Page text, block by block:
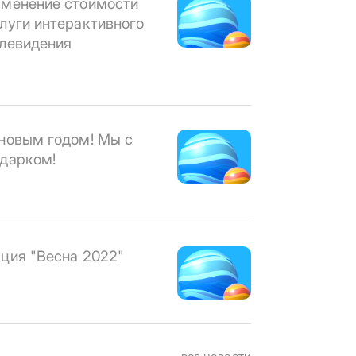
интерактивного
годом! Мы с
"Весна 2022"